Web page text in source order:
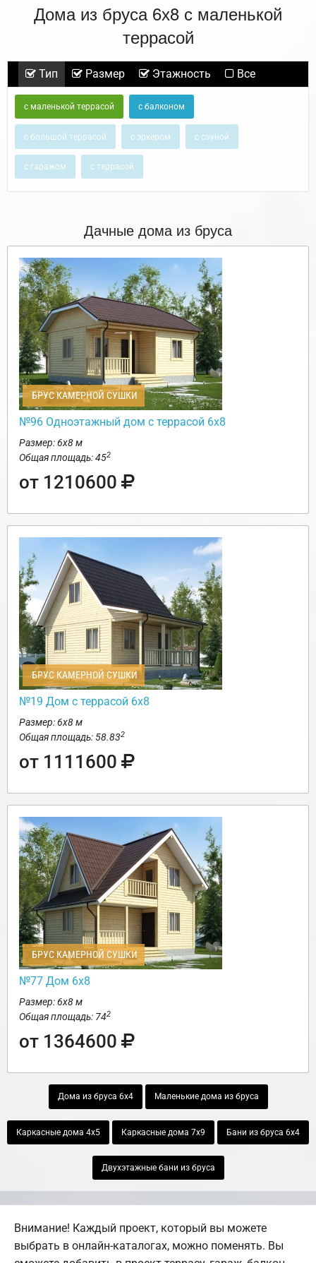
Дома из бруса 6х8 с маленькой
террасой
Тип Размер Этажность Все
с маленькой террасой с балконом
с большой террасой с эркером с сауной
с гаражом с террасой
Дачные дома из бруса
БРУС КАМЕРНОЙ СУШКИ
№96 Одноэтажный дом с террасой 6х8
Размер: 6х8 м
Общая площадь: 452
от 1210600
БРУС КАМЕРНОЙ СУШКИ
№19 Дом с террасой 6х8
Размер: 6х8 м
Общая площадь: 58.832
от 1111600
БРУС КАМЕРНОЙ СУШКИ
№77 Дом 6х8
Размер: 6х8 м
Общая площадь: 742
от 1364600
Дома из бруса 6х4 Маленькие дома из бруса
Каркасные дома 4х5 Каркасные дома 7х9 Бани из бруса 6х4
Двухэтажные бани из бруса
Внимание! Каждый проект, который вы можете
выбрать в онлайн-каталогах, можно поменять. Вы